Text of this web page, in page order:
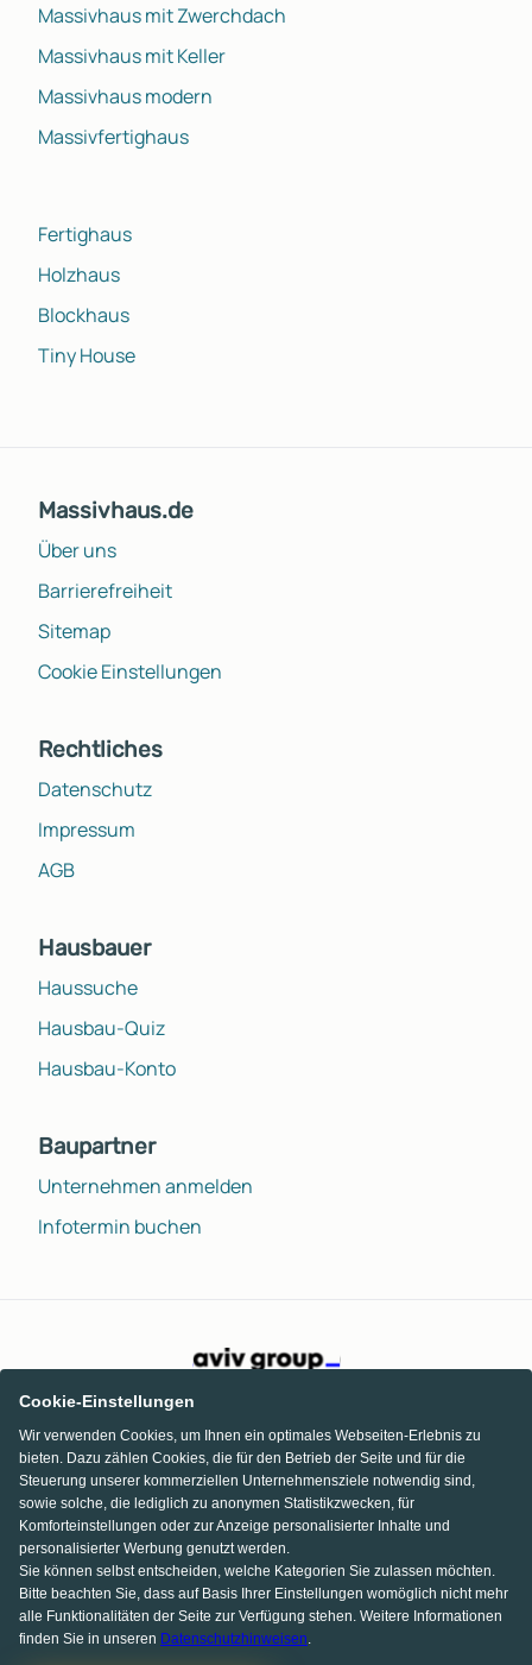
Massivhaus mit Zwerchdach
Massivhaus mit Keller
Massivhaus modern
Massivfertighaus
Fertighaus
Holzhaus
Blockhaus
Tiny House
Massivhaus.de
Über uns
Barrierefreiheit
Sitemap
Cookie Einstellungen
Rechtliches
Datenschutz
Impressum
AGB
Hausbauer
Haussuche
Hausbau-Quiz
Hausbau-Konto
Baupartner
Unternehmen anmelden
Infotermin buchen
Cookie-Einstellungen
Wir verwenden Cookies, um Ihnen ein optimales Webseiten-Erlebnis zu
bieten. Dazu zählen Cookies, die für den Betrieb der Seite und für die
Steuerung unserer kommerziellen Unternehmensziele notwendig sind,
sowie solche, die lediglich zu anonymen Statistikzwecken, für
Komforteinstellungen oder zur Anzeige personalisierter Inhalte und
personalisierter Werbung genutzt werden.
Sie können selbst entscheiden, welche Kategorien Sie zulassen möchten.
Bitte beachten Sie, dass auf Basis Ihrer Einstellungen womöglich nicht mehr
alle Funktionalitäten der Seite zur Verfügung stehen. Weitere Informationen
finden Sie in unseren Datenschutzhinweisen.